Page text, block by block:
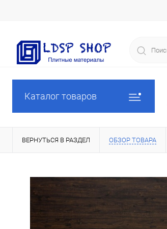
Каталог товаров
ВЕРНУТЬСЯ В РАЗДЕЛ ОБЗОР ТОВАРА